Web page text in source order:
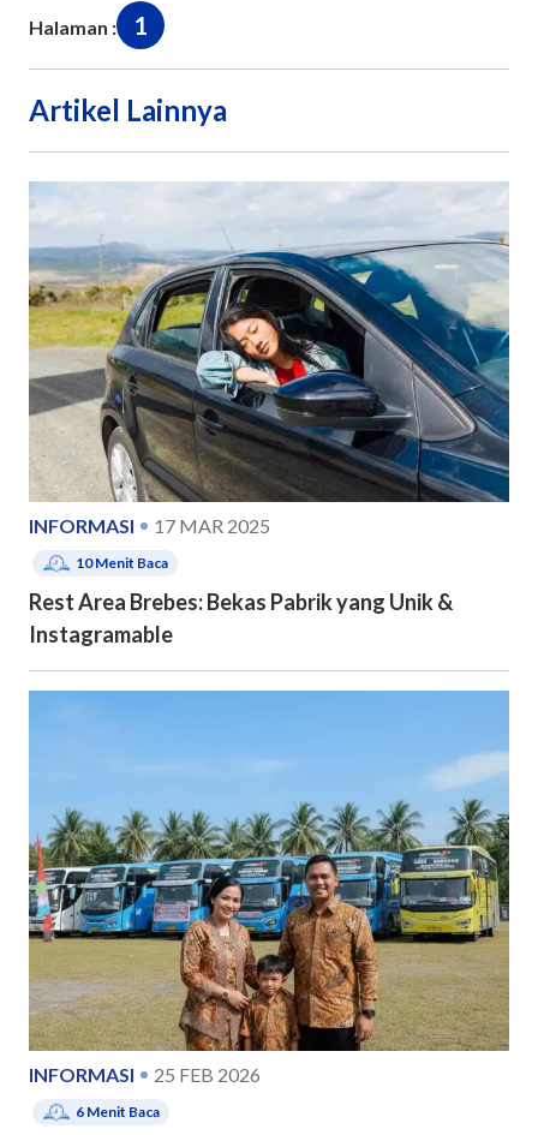
Halaman : 1
Artikel Lainnya
INFORMASI 17 MAR 2025
10Menit Baca
Rest Area Brebes: Bekas Pabrik yang Unik &
Instagramable
INFORMASI 25 FEB 2026
6 Menit Baca